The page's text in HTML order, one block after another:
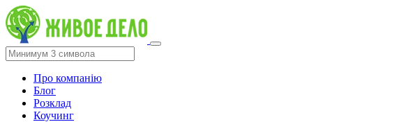
Про компанію
Блог
Розклад
Коучинг